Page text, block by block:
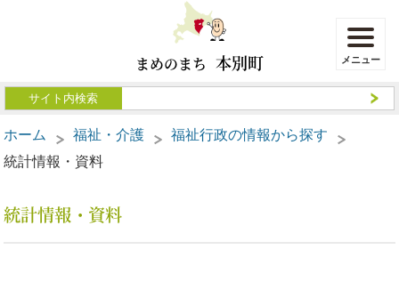
まめのまち 本別町
ホーム 福祉・介護
福祉行政の情報から探す
統計情報・資料
統計情報・資料